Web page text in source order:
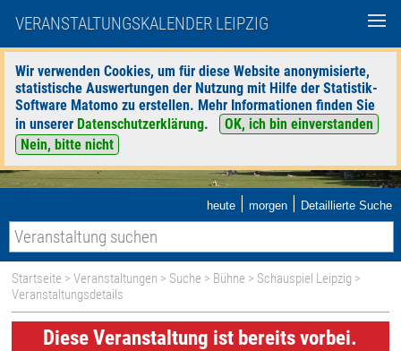
VERANSTALTUNGSKALENDER LEIPZIG
Wir verwenden Cookies, um für diese Website anonymisierte,
statistische Auswertungen der Nutzung mit Hilfe der Statistik-
Software Matomo zu erstellen. Mehr Informationen finden Sie
in unserer Datenschutzerklärung.
OK, ich bin einverstanden
Nein, bitte nicht
heute | morgen | Detaillierte Suche
Startseite >Veranstaltungen > Suche > Bühne > Schauspiel Leipzig >
Veranstaltungsdetails
Diese Veranstaltung ist bereits vorbei.